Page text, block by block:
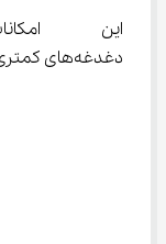
این
دغدغه‌های کمتری داشته باشند.